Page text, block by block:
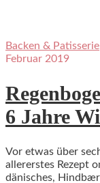
Backen & Patisserie
Februar 2019
6 Jahre
Vor etwas über
allererstes Rezept
dänisches,